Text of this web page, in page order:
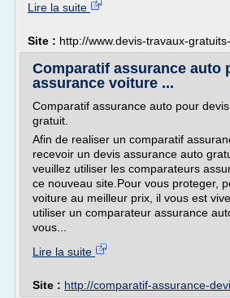
Lire la suite
Site : http://www.devis-travaux-
Comparatif assurance auto
assurance voiture ...
Comparatif assurance auto pour
gratuit.
Afin de realiser un comparatif
recevoir un devis assurance auto
veuillez utiliser les comparateurs
ce nouveau site.Pour vous proteger,
voiture au meilleur prix, il vous est
utiliser un comparateur assurance
vous...
Lire la suite
Site : http://comparatif-assurance-